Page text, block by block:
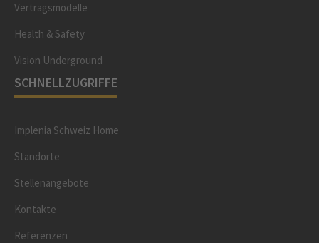
Vertragsmodelle
Health & Safety
Vision Underground
SCHNELLZUGRIFFE
Implenia Schweiz Home
Standorte
Stellenangebote
Kontakte
Referenzen